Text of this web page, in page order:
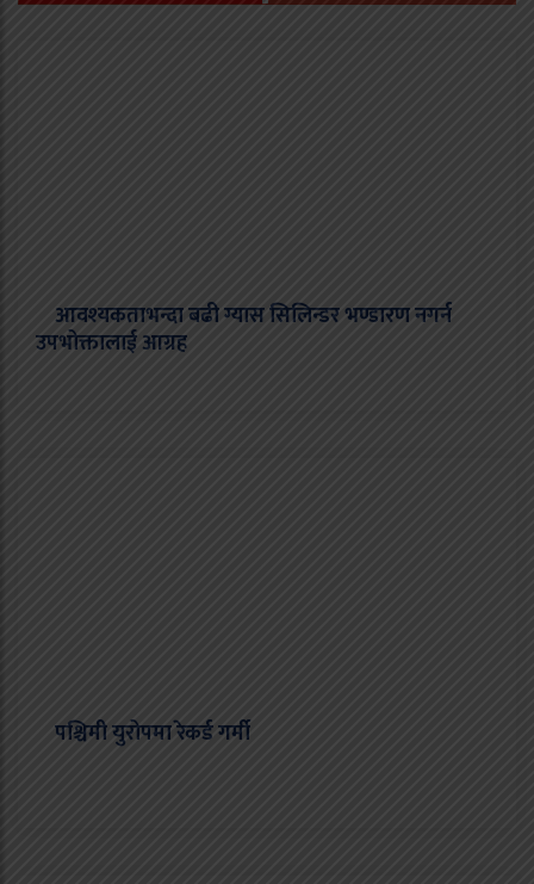
आवश्यकताभन्दा बढी ग्यास सिलिन्डर भण्डारण नगर्न
उपभोक्तालाई आग्रह
पश्चिमी युरोपमा रेकर्ड गर्मी